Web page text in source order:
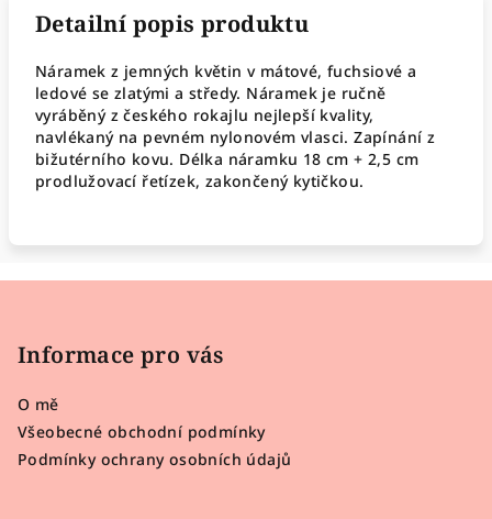
Detailní popis produktu
Náramek z jemných květin v mátové, fuchsiové a
ledové se zlatými a středy. Náramek je ručně
vyráběný z českého rokajlu nejlepší kvality,
navlékaný na pevném nylonovém vlasci. Zapínání z
bižutérního kovu. Délka náramku 18 cm + 2,5 cm
prodlužovací řetízek, zakončený kytičkou.
Informace pro vás
O mě
Všeobecné obchodní podmínky
Podmínky ochrany osobních údajů